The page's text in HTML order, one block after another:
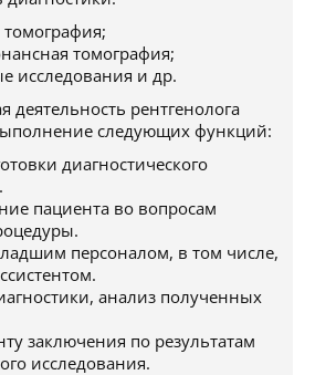
томография;
исследования и др.
деятельность рентгенолога
следующих функций:
диагностического
пациента во вопросам
персоналом, в том числе,
анализ полученных
заключения по результатам
исследования.